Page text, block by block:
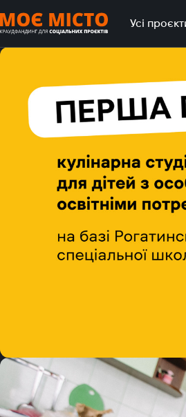
Усі
Перша